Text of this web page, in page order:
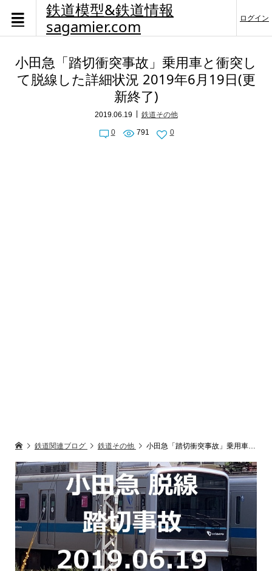
鉄道模型&鉄道情報
sagamier.com
ログイン
小田急「踏切衝突事故」乗用車と衝突し
て脱線した詳細状況 2019年6月19日(更
新終了)
2019.06.19 鉄道その他
0 791 0
鉄道関連ブログ 鉄道その他 小田急「踏切衝突事故」乗用車と衝突して脱線した詳細状況 2019年6月19日(更新終了)